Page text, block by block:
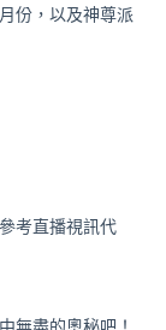
份，以及神尊派
考直播視訊代
無盡的奧秘吧！